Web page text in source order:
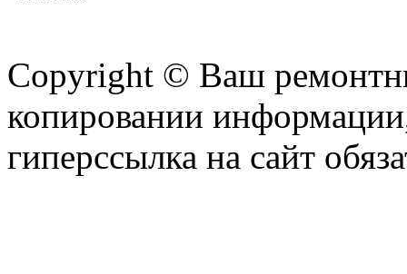
Copyright © Ваш
копировании
гиперссылка на сайт